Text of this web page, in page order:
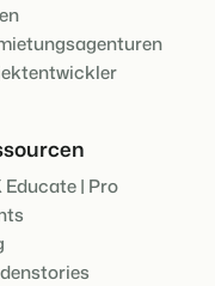
Educate | Pro